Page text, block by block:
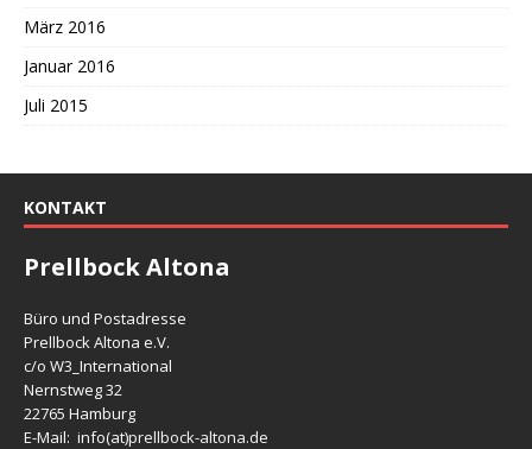
März 2016
Januar 2016
Juli 2015
KONTAKT
Prellbock Altona
Büro und Postadresse
Prellbock Altona e.V.
c/o W3_International
Nernstweg 32
22765 Hamburg
E-Mail: info(at)prellbock-altona.de